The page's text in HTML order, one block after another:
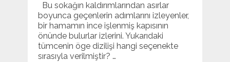
Bu sokağın kaldırımlarından asırlar
boyunca geçenlerin adımlarını izleyenler,
bir hamamın ince işlenmiş kapısının
önünde bulurlar izlerini. Yukarıdaki
tümcenin öge dizilişi hangi seçenekte
sırasıyla verilmiştir? …